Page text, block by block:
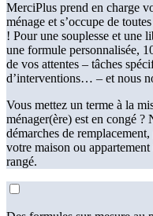
MerciPlus prend en charge
ménage et s’occupe de
! Pour une souplesse et une
une formule personnalisée,
de vos attentes – tâches
d’interventions… – et nous
Vous mettez un terme à la
ménager(ère) est en congé ?
démarches de
votre maison ou
rangé.